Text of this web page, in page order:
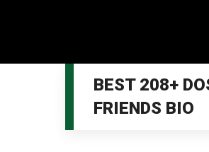
BEST 208+
FRIENDS BIO